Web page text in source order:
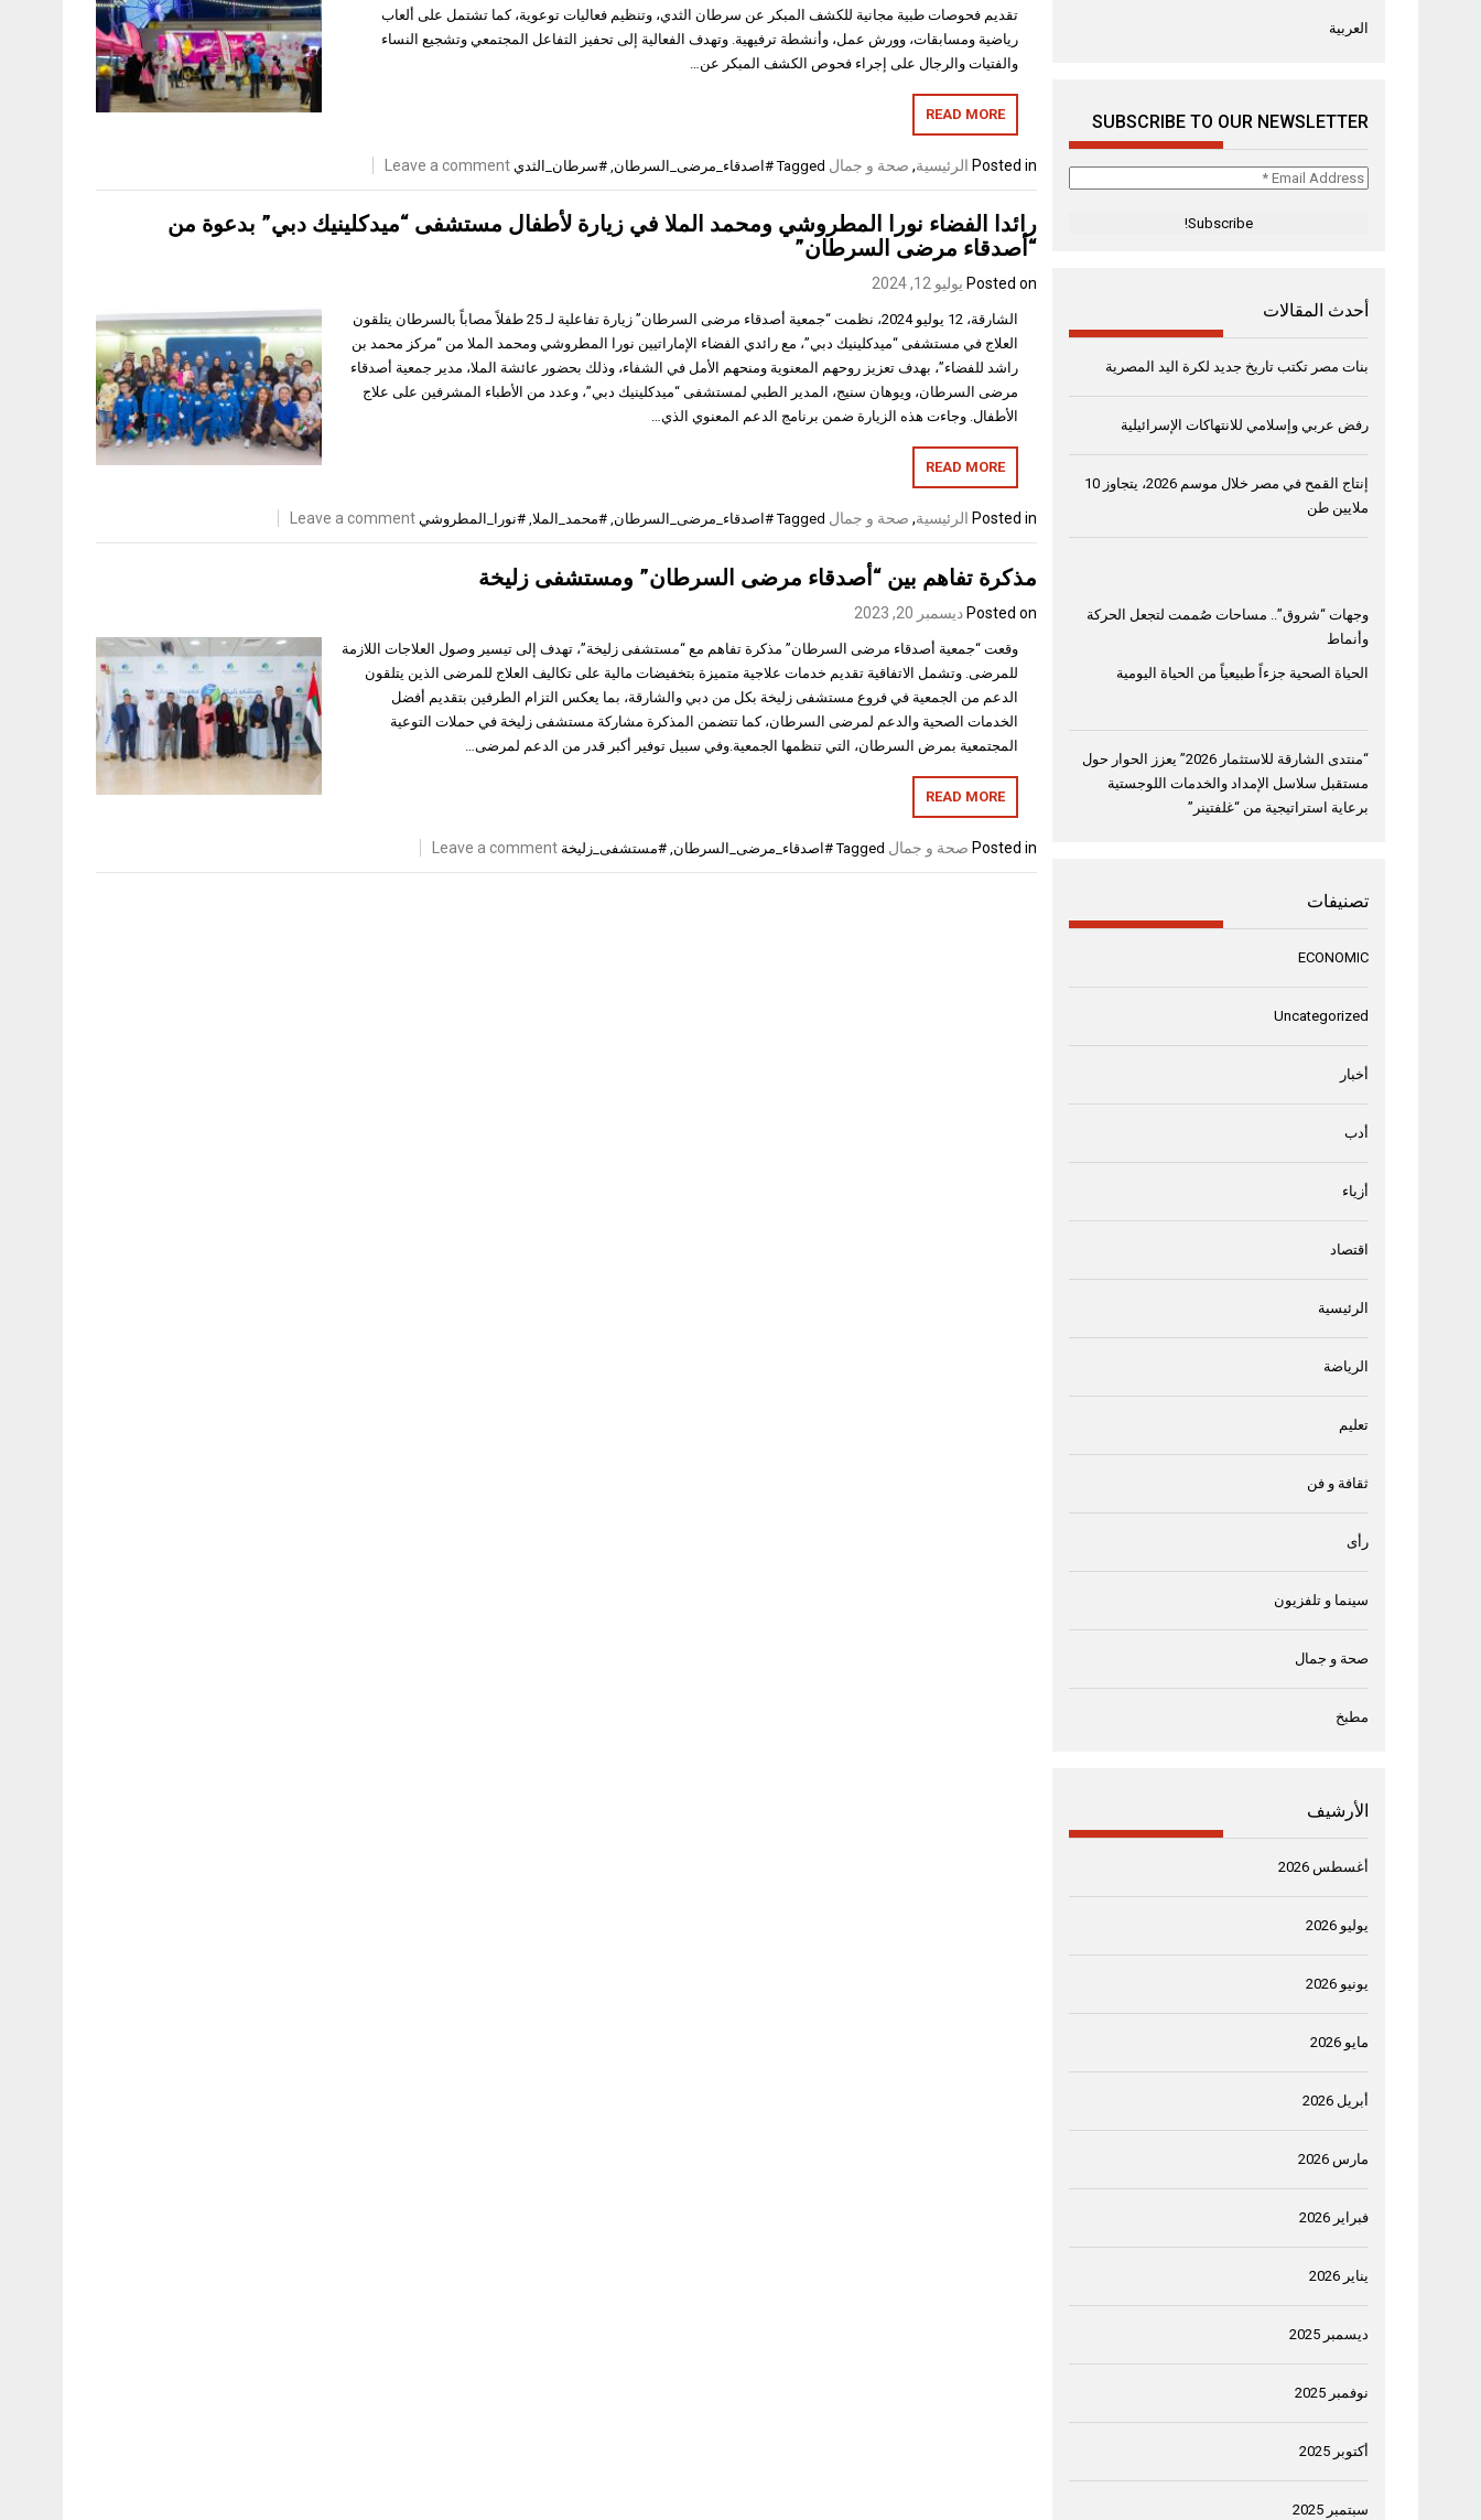
تقديم فحوصات طبية مجانية للكشف المبكر عن سرطان الثدي، وتنظيم فعاليات توعوية، كما تشتمل على ألعاب
رياضية ومسابقات، وورش عمل، وأنشطة ترفيهية. وتهدف الفعالية إلى تحفيز التفاعل المجتمعي وتشجيع النساء
والفتيات والرجال على إجراء فحوص الكشف المبكر عن…
READ MORE
Posted in الرئيسية, صحة و جمال Tagged #اصدقاء_مرضى_السرطان #سرطان_الثدي Leave a comment
رائدا الفضاء نورا المطروشي ومحمد الملا في زيارة لأطفال مستشفى “ميدكلينيك دبي” بدعوة من
“أصدقاء مرضى السرطان”
Posted on يوليو 12, 2024
الشارقة، 12 يوليو 2024، نظمت “جمعية أصدقاء مرضى السرطان” زيارة تفاعلية لـ 25 طفلاً مصاباً بالسرطان يتلقون
العلاج في مستشفى “ميدكلينيك دبي”، مع رائدي الفضاء الإماراتيين نورا المطروشي ومحمد الملا من “مركز محمد بن
راشد للفضاء”، بهدف تعزيز روحهم المعنوية ومنحهم الأمل في الشفاء، وذلك بحضور عائشة الملا، مدير جمعية أصدقاء
مرضى السرطان، ويوهان سنيج، المدير الطبي لمستشفى “ميدكلينيك دبي”، وعدد من الأطباء المشرفين على علاج
الأطفال. وجاءت هذه الزيارة ضمن برنامج الدعم المعنوي الذي…
READ MORE
Posted in الرئيسية, صحة و جمال Tagged #اصدقاء_مرضى_السرطان, #محمد_الملا, #نورا_المطروشي Leave a comment
مذكرة تفاهم بين “أصدقاء مرضى السرطان” ومستشفى زليخة
Posted onديسمبر 20, 2023
وقعت “جمعية أصدقاء مرضى السرطان” مذكرة تفاهم مع “مستشفى زليخة”، تهدف إلى تيسير وصول العلاجات اللازمة
للمرضى. وتشمل الاتفاقية تقديم خدمات علاجية متميزة بتخفيضات مالية على تكاليف العلاج للمرضى الذين يتلقون
الدعم من الجمعية في فروع مستشفى زليخة بكل من دبي والشارقة، بما يعكس التزام الطرفين بتقديم أفضل
الخدمات الصحية والدعم لمرضى السرطان، كما تتضمن المذكرة مشاركة مستشفى زليخة في حملات التوعية
المجتمعية بمرض السرطان، التي تنظمها الجمعية.وفي سبيل توفير أكبر قدر من الدعم لمرضى…
READ MORE
Posted in صحة و جمال Tagged #اصدقاء_مرضى_السرطان #مستشفى_زليخة Leave a comment
العربية
SUBSCRIBE TO OUR NEWSLETTER
Email
أحدث المقالات
بنات مصر تكتب تاريخ جديد لكرة اليد المصرية
رفض عربي وإسلامي للانتهاكات الإسرائيلية
إنتاج القمح في مصر خلال موسم 2026، يتجاوز 10
ملايين طن
وجهات “شروق”.. مساحات صُممت لتجعل الحركة
وأنماط
الحياة الصحية جزءاً طبيعياً من الحياة اليومية
“منتدى الشارقة للاستثمار 2026” يعزز الحوار حول
مستقبل سلاسل الإمداد والخدمات اللوجستية
برعاية استراتيجية من “غلفتينر”
تصنيفات
ECONOMIC
Uncategorized
أخبار
أدب
أزياء
اقتصاد
الرئيسية
الرياضة
تعليم
ثقافة و فن
رأى
سينما و تلفزيون
صحة و جمال
مطبخ
الأرشيف
أغسطس 2026
يوليو 2026
يونيو 2026
مايو 2026
أبريل 2026
مارس 2026
فبراير 2026
يناير 2026
ديسمبر 2025
نوفمبر 2025
أكتوبر 2025
سبتمبر 2025